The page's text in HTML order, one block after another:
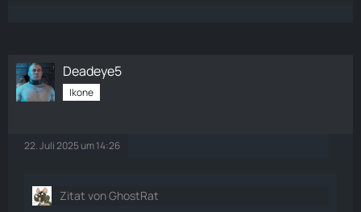
Deadeye5
Ikone
22. Juli 2025 um 14:26
Zitat von GhostRat